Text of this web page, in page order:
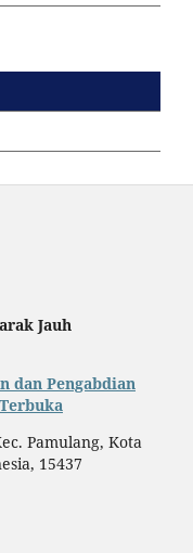
Jauh
dan Pengabdian
Pamulang, Kota
15437